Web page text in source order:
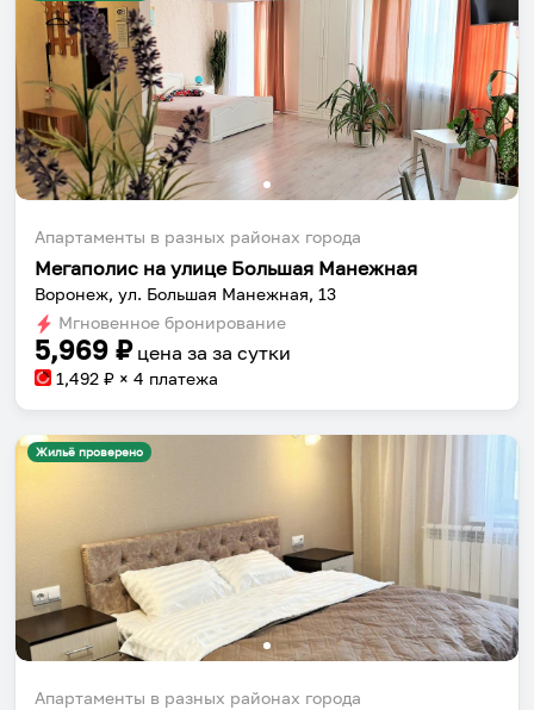
Апартаменты в разных районах города
Мегаполис на улице Большая Манежная
Воронеж, ул. Большая Манежная, 13
Мгновенное бронирование
5,969 ₽ цена за за сутки
1,492 ₽ × 4 платежа
Жильё проверено
Апартаменты в разных районах города